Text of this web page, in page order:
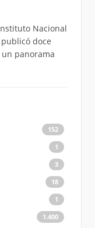
Nacional
doce
panorama
152
1
3
18
1
1.400